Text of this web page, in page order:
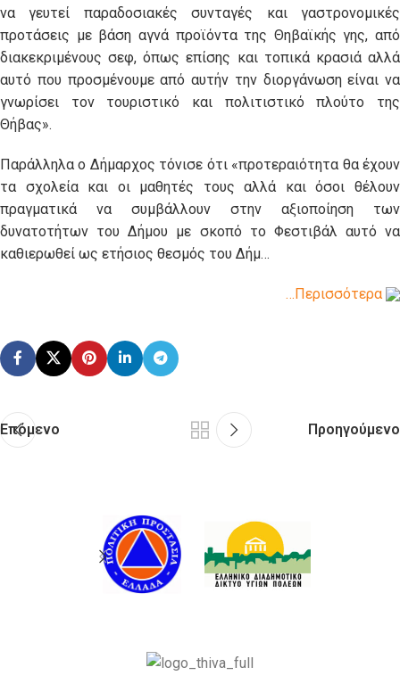
να γευτεί παραδοσιακές συνταγές και γαστρονομικές
προτάσεις με βάση αγνά προϊόντα της Θηβαϊκής γης, από
διακεκριμένους σεφ, όπως επίσης και τοπικά κρασιά αλλά
αυτό που προσμένουμε από αυτήν την διοργάνωση είναι να
γνωρίσει τον τουριστικό και πολιτιστικό πλούτο της
Θήβας».
Παράλληλα ο Δήμαρχος τόνισε ότι «προτεραιότητα θα έχουν
τα σχολεία και οι μαθητές τους αλλά και όσοι θέλουν
πραγματικά να συμβάλλουν στην αξιοποίηση των
δυνατοτήτων του Δήμου με σκοπό το Φεστιβάλ αυτό να
καθιερωθεί ως ετήσιος θεσμός του Δήμ…
…Περισσότερα
Επόμενο Προηγούμενο